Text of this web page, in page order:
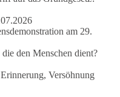
Antrags oder das
am 29.
den Menschen dient?
Versöhnung